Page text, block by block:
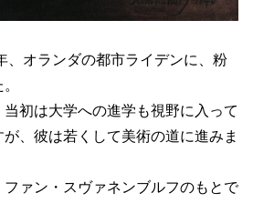
、オランダの都市ライデンに、粉
初は大学への進学も視野に入って
、彼は若くして美術の道に進みま
ァン・スヴァネンブルフのもとで